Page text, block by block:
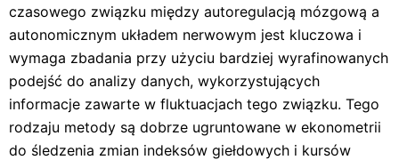
czasowego związku między autoregulacją mózgową a
autonomicznym układem nerwowym jest kluczowa i
wymaga zbadania przy użyciu bardziej wyrafinowanych
podejść do analizy danych, wykorzystujących
informacje zawarte w fluktuacjach tego związku. Tego
rodzaju metody są dobrze ugruntowane w ekonometrii
do śledzenia zmian indeksów giełdowych i kursów